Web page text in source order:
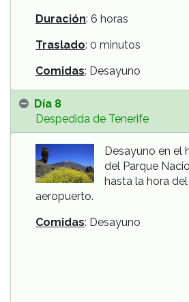
Duración: 6 horas
Traslado: 0 minutos
Comidas: Desayuno
Día 8
Despedida de Tenerife
Desayuno en el
del Parque
hasta la hora
aeropuerto.
Comidas: Desayuno